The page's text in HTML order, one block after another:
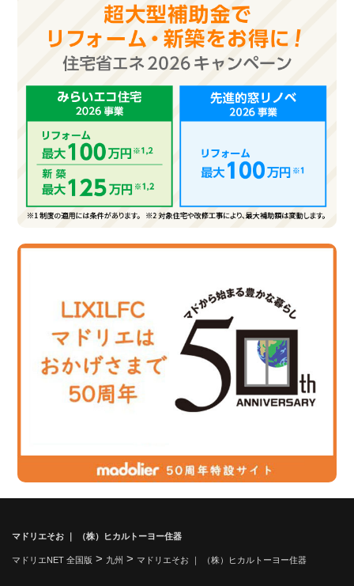
マドリエそお ｜ （株）ヒカルトーヨー住器
マドリエNET 全国版 > 九州 > マドリエそお ｜ （株）ヒカルトーヨー住器